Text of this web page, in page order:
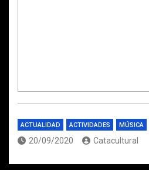
ACTUALIDAD ACTIVIDADES MÚSICA
20/09/2020 Catacultural